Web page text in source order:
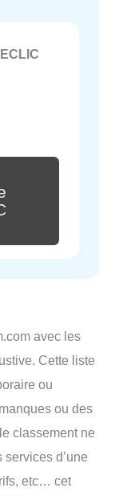
avec les
Cette liste
ou
ou des
classement ne
d’une
etc… cet